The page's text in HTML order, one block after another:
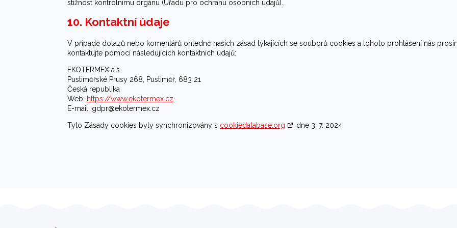
stížnost kontrolnímu orgánu (Úřadu pro ochranu osobních údajů).
10. Kontaktní údaje
V případě dotazů nebo komentářů ohledně našich zásad týkajících se souborů cookies a tohoto prohlášení nás
kontaktujte pomocí následujících kontaktních údajů:
EKOTERMEX a.s.
Pustiměřské Prusy 268, Pustiměř, 683 21
Česká republika
Web: https://www.ekotermex.cz
E-mail: gdpr@ekotermex.cz
Tyto Zásady cookies byly synchronizovány s cookiedatabase.org dne 3. 7. 2024